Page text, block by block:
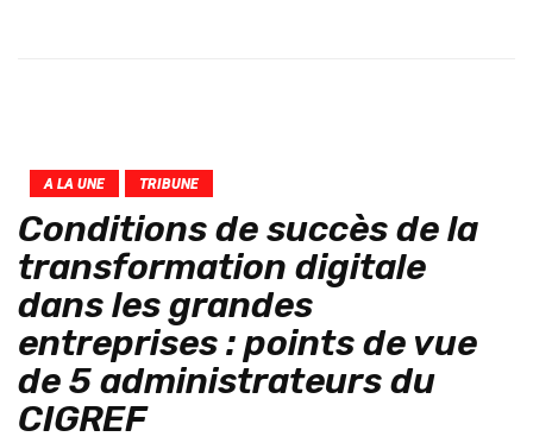
A LA UNE TRIBUNE
Conditions de succès de la
transformation digitale
dans les grandes
entreprises : points de vue
de 5 administrateurs du
CIGREF